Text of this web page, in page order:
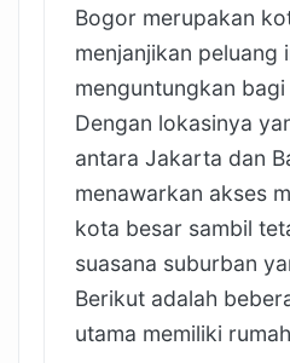
Bogor merupakan
menjanjikan peluang
menguntungkan
Dengan lokasinya
antara Jakarta dan
menawarkan akses
kota besar sambil
suasana suburban
Berikut adalah
utama memiliki